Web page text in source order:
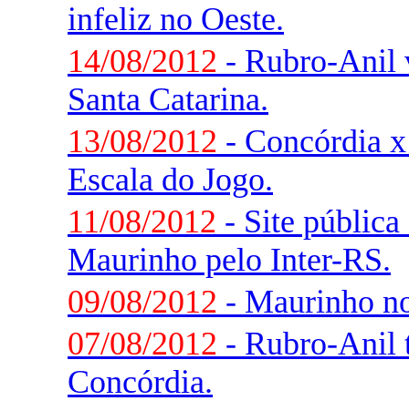
infeliz no Oeste.
14/08/2012 - Rubro-Anil
Santa Catarina.
13/08/2012 - Concórdia
Escala do Jogo.
11/08/2012 - Site pública
Maurinho pelo Inter-RS.
09/08/2012 - Maurinho
07/08/2012 - Rubro-Anil
Concórdia.